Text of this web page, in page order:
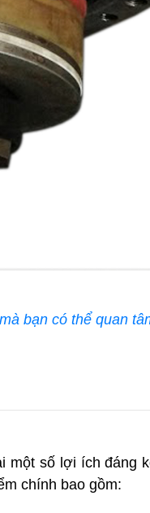
bạn có thể quan
số lợi ích đáng
chính bao gồm: